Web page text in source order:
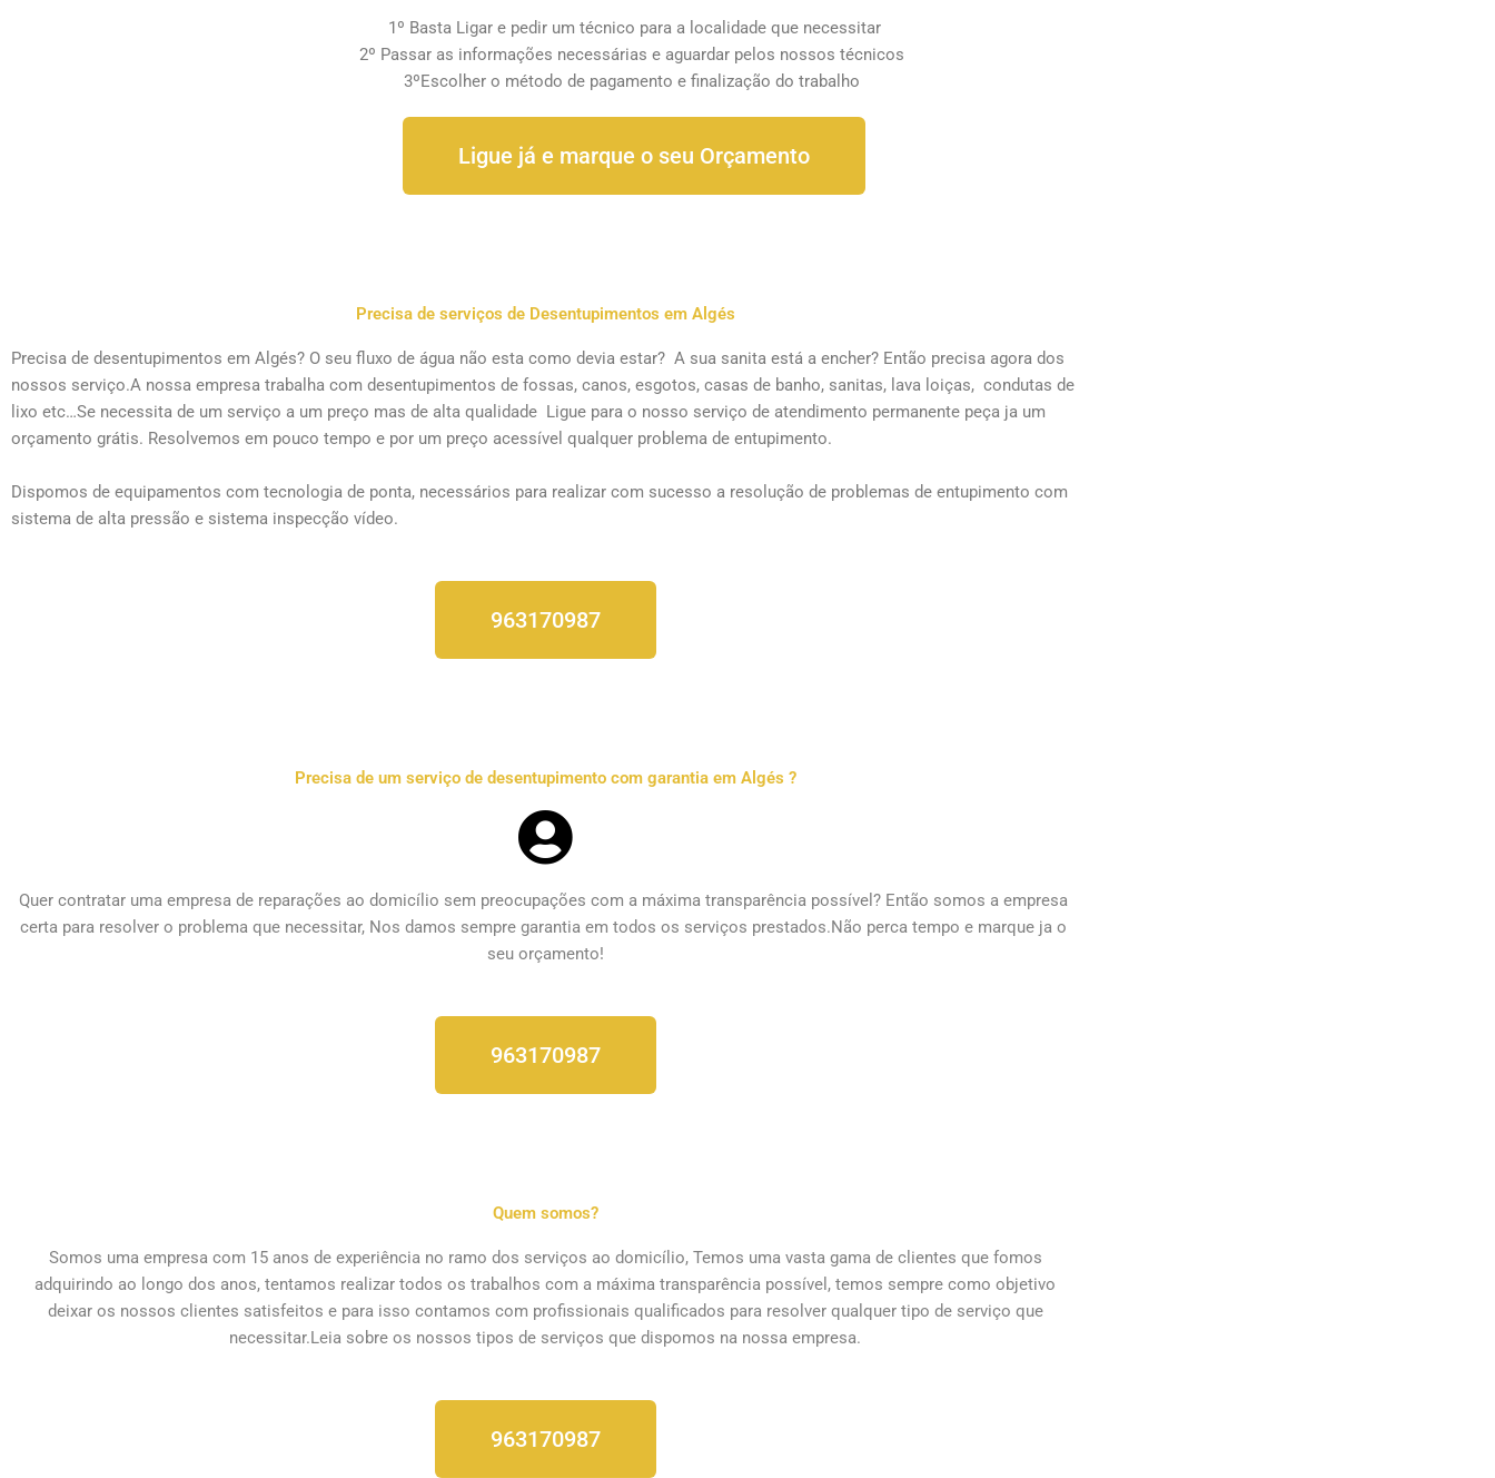
1º Basta Ligar e pedir um técnico para a localidade que necessitar
2º Passar as informações necessárias e aguardar pelos nossos técnicos
3ºEscolher o método de pagamento e finalização do trabalho
Ligue já e marque o seu Orçamento
Precisa de serviços de Desentupimentos em Algés
Precisa de desentupimentos em Algés? O seu fluxo de água não esta como devia estar? A sua sanita está a encher? Então precisa agora dos
nossos serviço.A nossa empresa trabalha com desentupimentos de fossas, canos, esgotos, casas de banho, sanitas, lava loiças, condutas de
lixo etc…Se necessita de um serviço a um preço mas de alta qualidade Ligue para o nosso serviço de atendimento permanente peça ja um
orçamento grátis. Resolvemos em pouco tempo e por um preço acessível qualquer problema de entupimento.
Dispomos de equipamentos com tecnologia de ponta, necessários para realizar com sucesso a resolução de problemas de entupimento com
sistema de alta pressão e sistema inspecção vídeo.
963170987
Precisa de um serviço de desentupimento com garantia em Algés ?
Quer contratar uma empresa de reparações ao domicílio sem preocupações com a máxima transparência possível? Então somos a empresa
certa para resolver o problema que necessitar, Nos damos sempre garantia em todos os serviços prestados.Não perca tempo e marque ja o
seu orçamento!
963170987
Quem somos?
Somos uma empresa com 15 anos de experiência no ramo dos serviços ao domicílio, Temos uma vasta gama de clientes que fomos
adquirindo ao longo dos anos, tentamos realizar todos os trabalhos com a máxima transparência possível, temos sempre como objetivo
deixar os nossos clientes satisfeitos e para isso contamos com profissionais qualificados para resolver qualquer tipo de serviço que
necessitar.Leia sobre os nossos tipos de serviços que dispomos na nossa empresa.
963170987